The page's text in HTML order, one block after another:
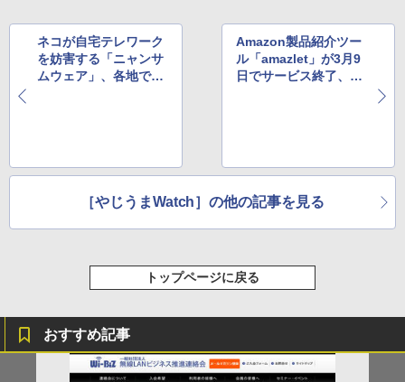
ネコが自宅テレワーク
を妨害する「ニャンサ
ムウェア」、各地で相
Amazon製品紹介ツー
ル「amazlet」が3月9
日でサービス終了、後
［やじうまWatch］の他の記事を見る
トップページに戻る
おすすめ記事